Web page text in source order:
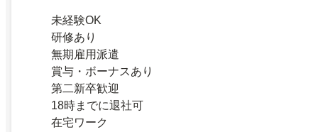
未経験OK
研修あり
無期雇用派遣
賞与・ボーナスあり
第二新卒歓迎
18時までに退社可
在宅ワーク